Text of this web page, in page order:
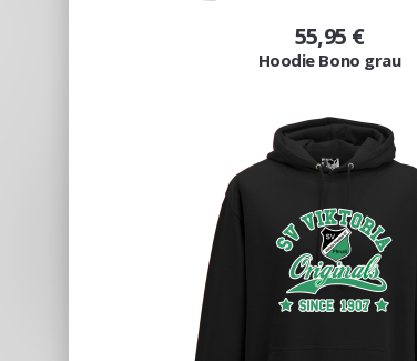
55,95 €
Hoodie Bono grau